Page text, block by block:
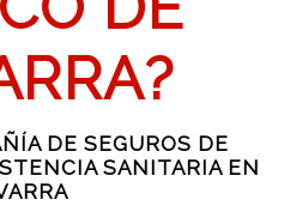
DE SEGUROS DE
SANITARIA EN